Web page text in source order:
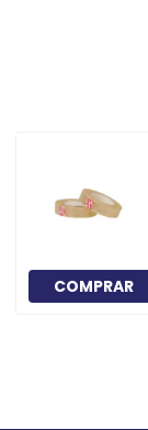
COMPRAR